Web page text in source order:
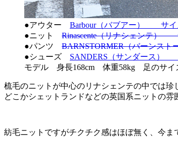
●アウター Barbour（バブアー） サ
●ニット Rinascente（リナシェンテ
●パンツ BARNSTORMER（バーン
●シューズ SANDERS（サンダース
モデル 身長168cm 体重58kg 足のサイ
梳毛のニットが中心のリナシェンテの中では珍
どこかシェットランドなどの英国系ニットの
紡毛ニットですがチクチク感はほぼ無く、今ま